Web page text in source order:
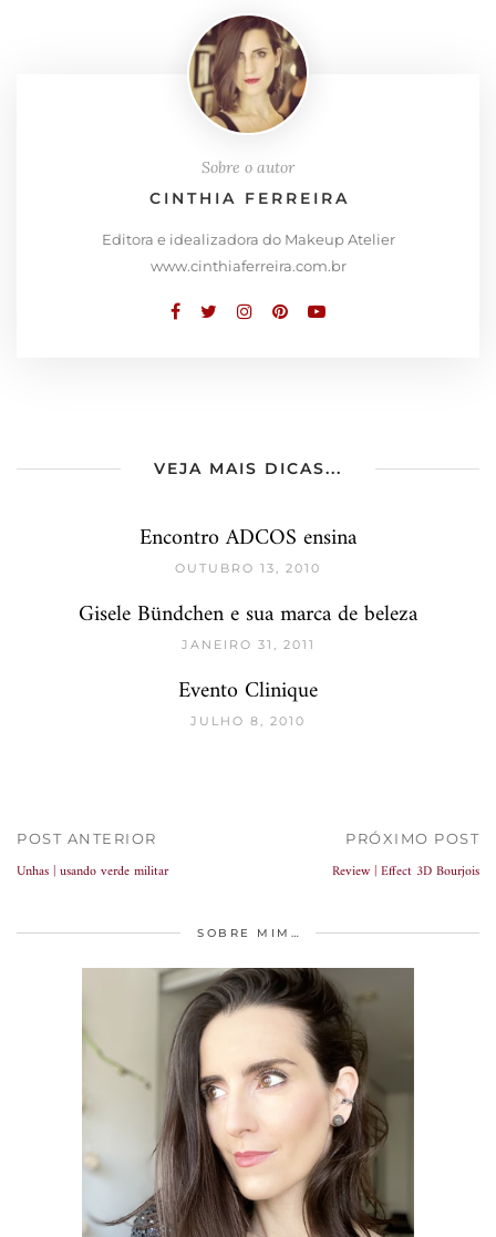
Sobre o autor
CINTHIA FERREIRA
Editora e idealizadora do Makeup Atelier
www.cinthiaferreira.com.br
VEJA MAIS DICAS...
Encontro ADCOS ensina
OUTUBRO 13, 2010
Gisele Bündchen e sua marca de beleza
JANEIRO 31, 2011
Evento Clinique
JULHO 8, 2010
POST ANTERIOR
Unhas | usando verde militar
PRÓXIMO POST
Review | Effect 3D Bourjois
SOBRE MIM…